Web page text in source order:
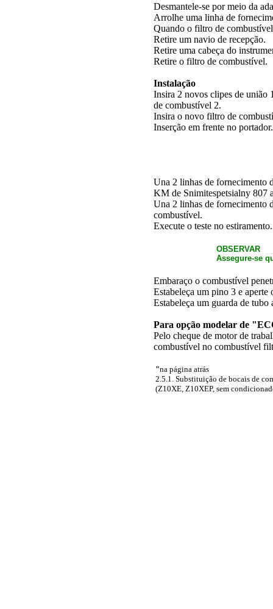
Desmantele-se por meio da
Arrolhe uma linha de
Quando o filtro de
Retire um navio de recepção.
Retire uma cabeça do
Retire o filtro de combustível.
Instalação
Insira 2 novos clipes de união
de combustível 2.
Insira o novo filtro de
Inserção em frente no portador.
Una 2 linhas de fornecimento
KM de Snimitespetsialny 807
Una 2 linhas de fornecimento
combustível.
Execute o teste no estiramento.
OBSERVAR
Assegure-se
Embaraço o combustível
Estabeleça um pino 3 e aperte
Estabeleça um guarda de
Para opção modelar de
Pelo cheque de motor de
combustível no combustível
"na página atrás
2.5.1. Substituição de bocais de
(Z10XE, Z10XEP, sem